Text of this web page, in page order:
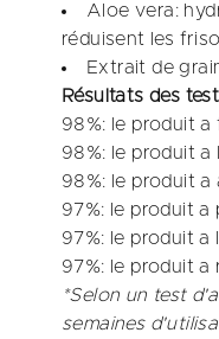
Aloe vera:
réduisent les
Extrait de
Résultats des
98%: le produit a
98%: le produit a
98%: le produit a
97%: le produit a
97%: le produit a
97%: le produit a
*Selon un test
semaines